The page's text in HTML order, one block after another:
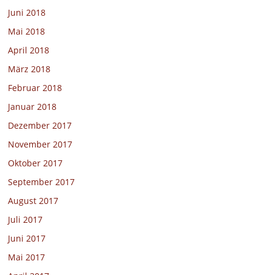
Juni 2018
Mai 2018
April 2018
März 2018
Februar 2018
Januar 2018
Dezember 2017
November 2017
Oktober 2017
September 2017
August 2017
Juli 2017
Juni 2017
Mai 2017